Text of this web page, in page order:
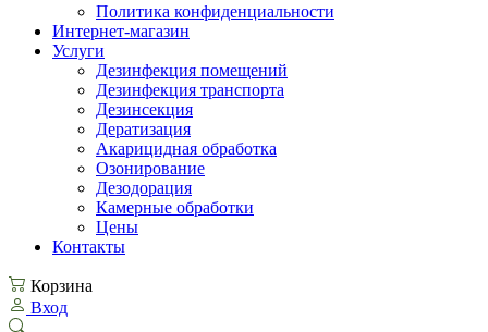
Политика конфиденциальности
Интернет-магазин
Услуги
Дезинфекция помещений
Дезинфекция транспорта
Дезинсекция
Дератизация
Акарицидная обработка
Озонирование
Дезодорация
Камерные обработки
Цены
Контакты
Корзина
Вход